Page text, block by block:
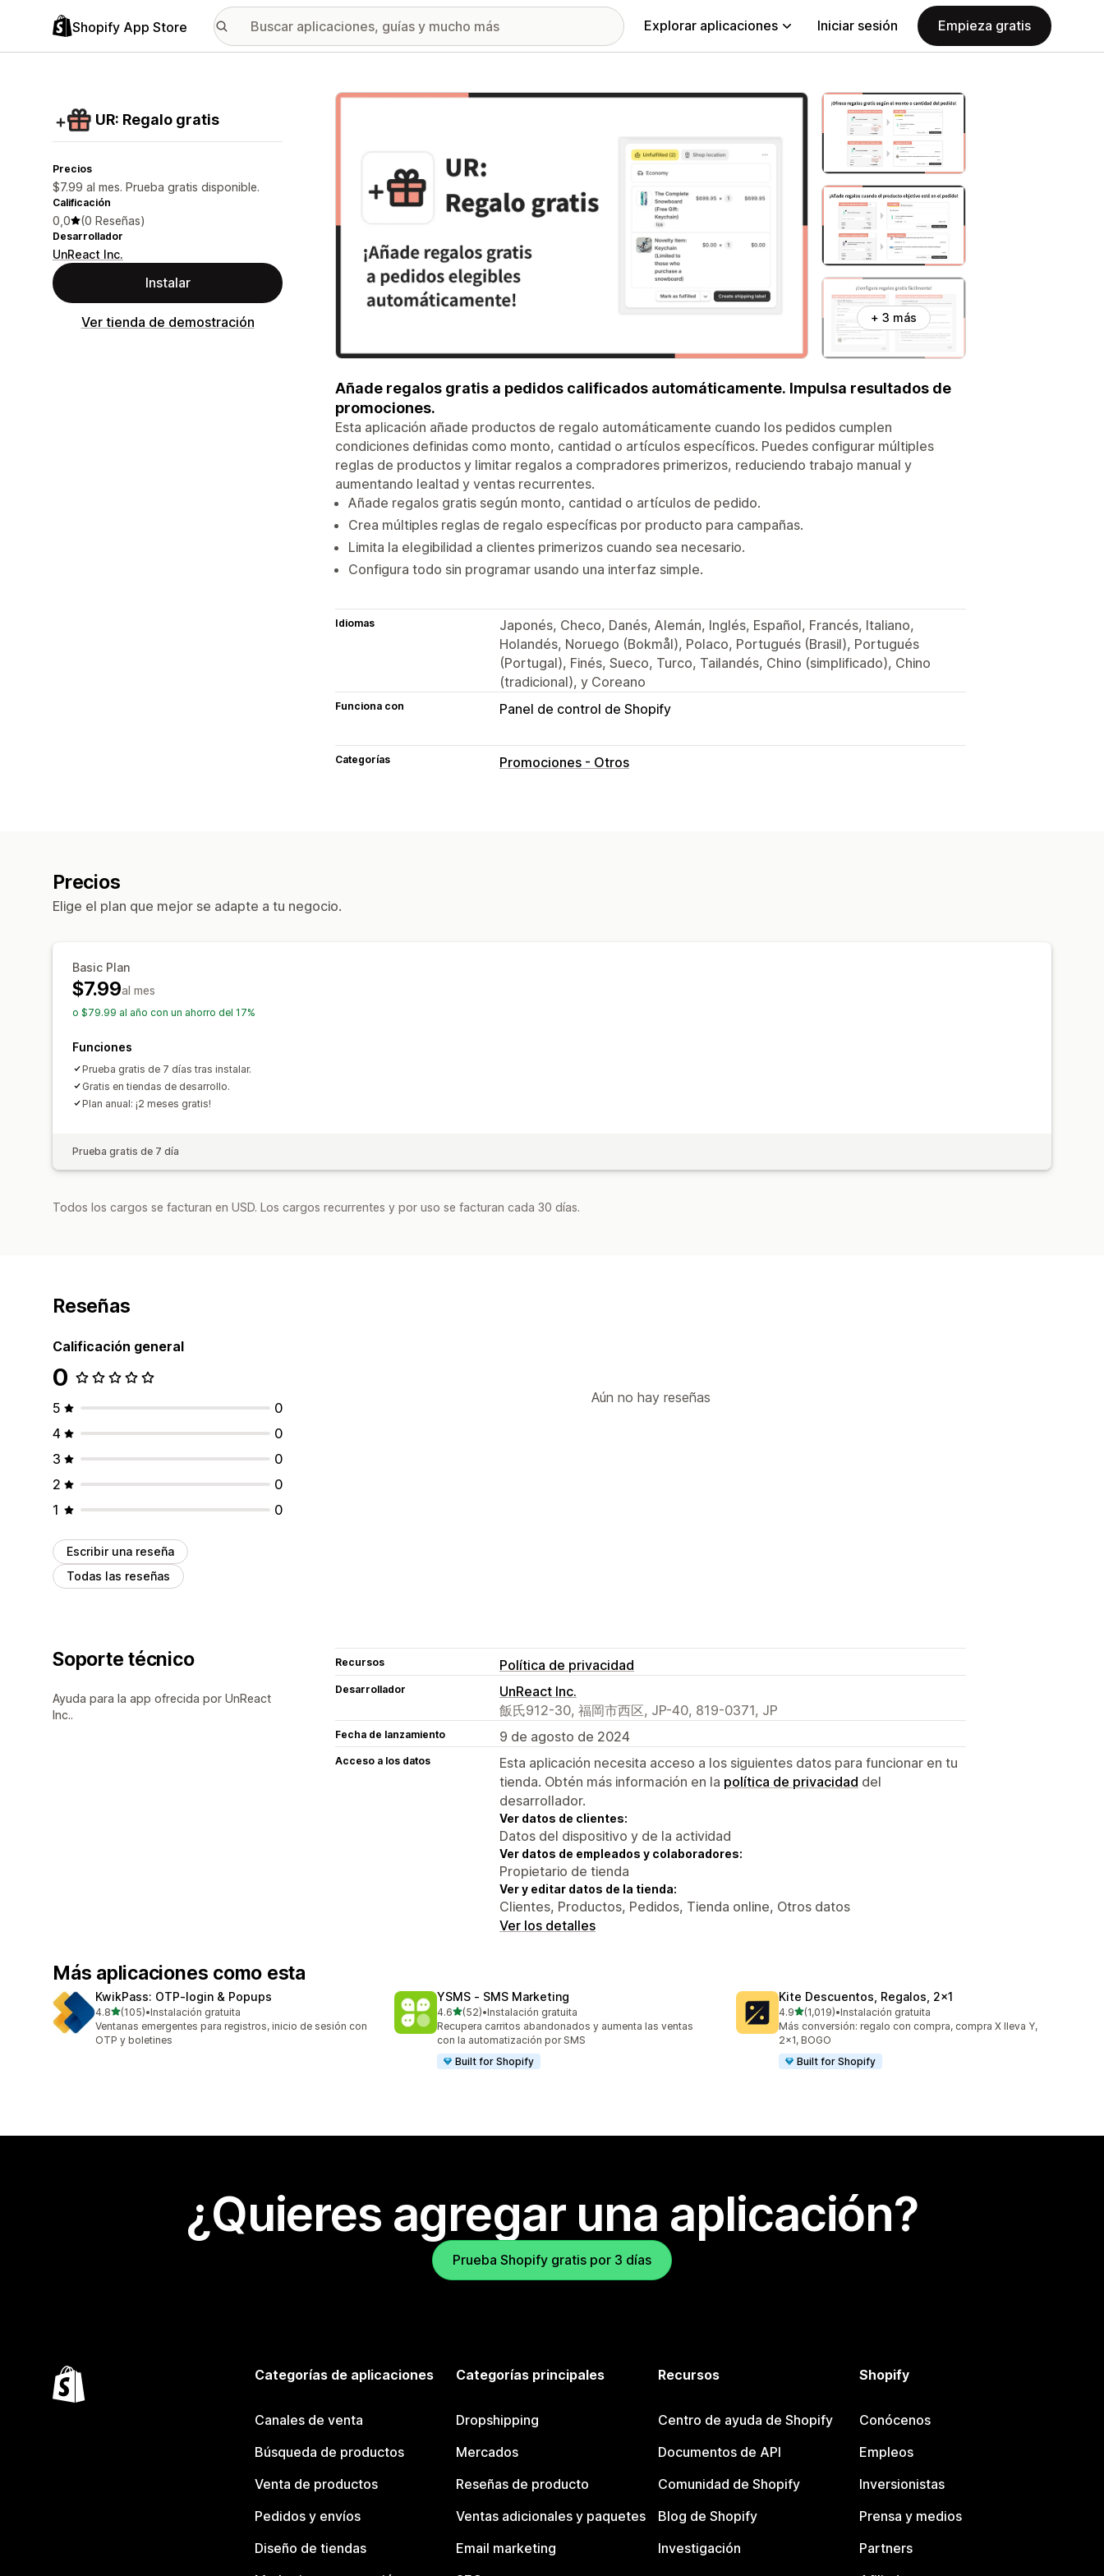
Shopify App Store Explorar aplicaciones Iniciar sesión Empieza gratis
UR: Regalo gratis
Precios
$7.99 al mes. Prueba gratis disponible.
Calificación
0,0 (0 Reseñas)
Desarrollador
UnReact Inc.
Instalar
Ver tienda de demostración
Galería de imágenes destacadas
+ 3 más
Añade regalos gratis a pedidos calificados automáticamente. Impulsa resultados de
promociones.
Esta aplicación añade productos de regalo automáticamente cuando los pedidos cumplen
condiciones definidas como monto, cantidad o artículos específicos. Puedes configurar múltiples
reglas de productos y limitar regalos a compradores primerizos, reduciendo trabajo manual y
aumentando lealtad y ventas recurrentes.
Añade regalos gratis según monto, cantidad o artículos de pedido.
Crea múltiples reglas de regalo específicas por producto para campañas.
Limita la elegibilidad a clientes primerizos cuando sea necesario.
Configura todo sin programar usando una interfaz simple.
Idiomas
Japonés, Checo, Danés, Alemán, Inglés, Español, Francés, Italiano,
Holandés, Noruego (Bokmål), Polaco, Portugués (Brasil), Portugués
(Portugal), Finés, Sueco, Turco, Tailandés, Chino (simplificado), Chino
(tradicional), y Coreano
Funciona con Panel de control de Shopify
Categorías Promociones - Otros
Precios
Elige el plan que mejor se adapte a tu negocio.
Basic Plan
$7.99al mes
o $79.99 al año con un ahorro del 17%
Funciones
Prueba gratis de 7 días tras instalar.
Gratis en tiendas de desarrollo.
Plan anual: ¡2 meses gratis!
Prueba gratis de 7 día
Todos los cargos se facturan en USD. Los cargos recurrentes y por uso se facturan cada 30 días.
Reseñas
Calificación general
0
5
0
4
0
3
0
2
0
1
0
Escribir una reseña
Todas las reseñas
Aún no hay reseñas
Soporte técnico
Ayuda para la app ofrecida por UnReact
Inc..
Recursos Política de privacidad
Desarrollador
UnReact Inc.
飯氏912-30, 福岡市西区, JP-40, 819-0371, JP
Fecha de lanzamiento 9 de agosto de 2024
Acceso a los datos
Esta aplicación necesita acceso a los siguientes datos para funcionar en tu
tienda. Obtén más información en la política de privacidad del
desarrollador.
Ver datos de clientes:
Datos del dispositivo y de la actividad
Ver datos de empleados y colaboradores:
Propietario de tienda
Ver y editar datos de la tienda:
Clientes, Productos, Pedidos, Tienda online, Otros datos
Ver los detalles
Más aplicaciones como esta
KwikPass: OTP‑login & Popups
4.8de 5 estrellas
(105)
105 reseñas en total
•Instalación gratuita
Ventanas emergentes para registros, inicio de sesión con
OTP y boletines
YSMS ‑ SMS Marketing
4.6de 5 estrellas
(52)
52 reseñas en total
•Instalación gratuita
Recupera carritos abandonados y aumenta las ventas
con la automatización por SMS
Built for Shopify
Kite Descuentos, Regalos, 2x1
4.9de 5 estrellas
(1,019)
1019 reseñas en total
•Instalación gratuita
Más conversión: regalo con compra, compra X lleva Y,
2x1, BOGO
Built for Shopify
¿Quieres agregar una aplicación?
Prueba Shopify gratis por 3 días
Categorías de aplicaciones
Canales de venta
Búsqueda de productos
Venta de productos
Pedidos y envíos
Diseño de tiendas
Categorías principales
Dropshipping
Mercados
Reseñas de producto
Ventas adicionales y paquetes
Email marketing
Recursos
Centro de ayuda de Shopify
Documentos de API
Comunidad de Shopify
Blog de Shopify
Investigación
Shopify
Conócenos
Empleos
Inversionistas
Prensa y medios
Partners